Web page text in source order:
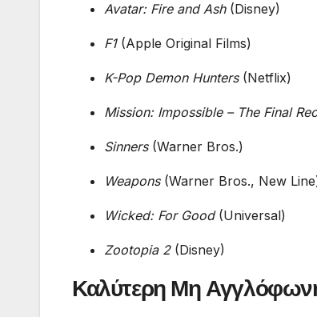
Avatar: Fire and Ash(Disney)
F1(Apple Original Films)
K-Pop Demon Hunters(Netflix)
Mission: Impossible – The Final
Sinners(Warner Bros.)
Weapons(Warner Bros., New
Wicked: For Good(Universal)
Zootopia 2(Disney)
Καλύτερη Μη